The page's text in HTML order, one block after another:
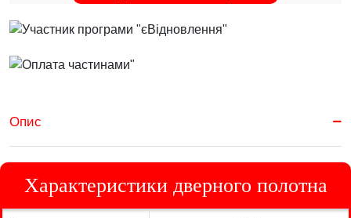
Опис
Характеристики дверного полотна